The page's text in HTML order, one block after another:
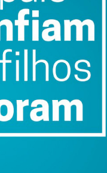
Pinto, Dolores
Diana Silva e